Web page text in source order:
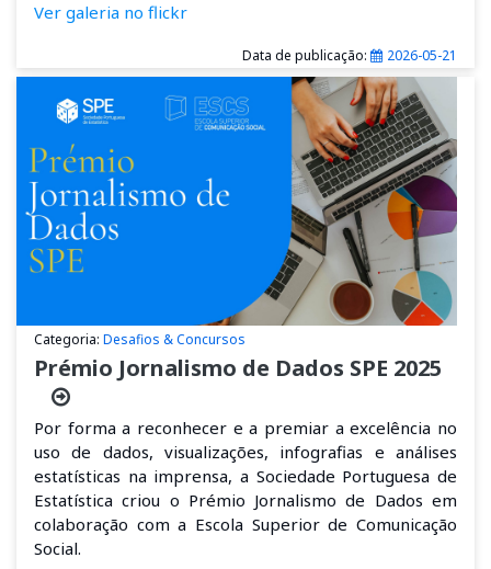
Ver galeria no flickr
Data de publicação: 2026-05-21
Categoria: Desafios & Concursos
Prémio Jornalismo de Dados SPE 2025
Por forma a reconhecer ea premiar a excelência no
uso de dados, visualizações, infografias e análises
estatísticas na imprensa, a Sociedade Portuguesa de
Estatística criou o Prémio Jornalismo de Dados em
colaboração com a Escola Superior de Comunicação
Social.